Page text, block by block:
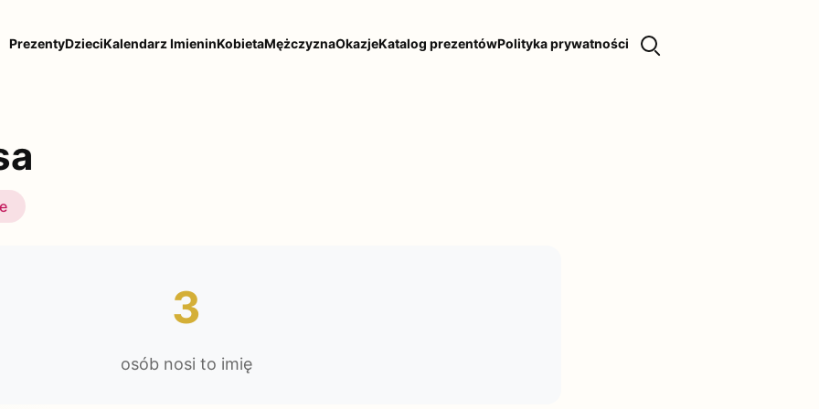
PrezentyDzieciKalendarz ImieninKobietaMężczyznaOkazjeKatalog prezentówPolityka prywatności
3
osób nosi to imię